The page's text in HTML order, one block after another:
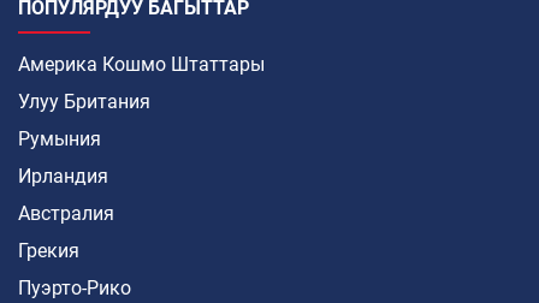
ПОПУЛЯРДУУ БАГЫТТАР
Америка Кошмо Штаттары
Улуу Британия
Румыния
Ирландия
Австралия
Грекия
Пуэрто-Рико